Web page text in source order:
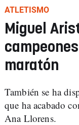
ATLETISMO
Miguel
maratón
También se ha
que ha acabado
Ana Llorens.